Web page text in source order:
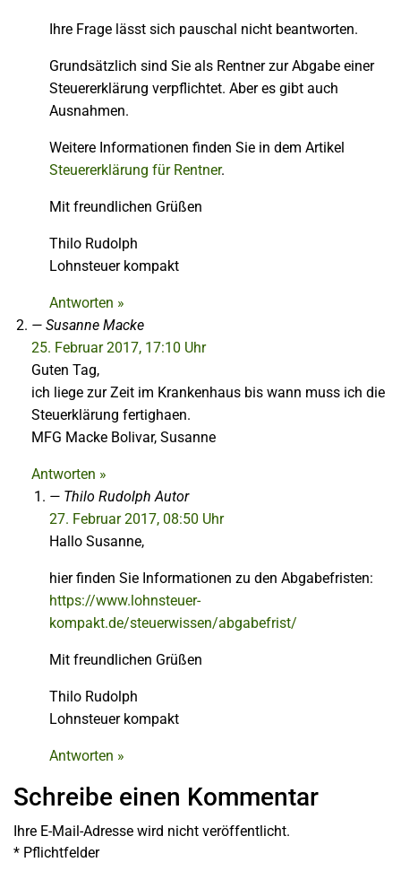
Ihre Frage lässt sich pauschal nicht beantworten.
Grundsätzlich sind Sie als Rentner zur Abgabe einer
Steuererklärung verpflichtet. Aber es gibt auch
Ausnahmen.
Weitere Informationen finden Sie in dem Artikel
Steuererklärung für Rentner.
Mit freundlichen Grüßen
Thilo Rudolph
Lohnsteuer kompakt
Antworten »
Susanne Macke
25. Februar 2017, 17:10 Uhr
Guten Tag,
ich liege zur Zeit im Krankenhaus bis wann muss ich die
Steuerklärung fertighaen.
MFG Macke Bolivar, Susanne
Antworten »
Thilo RudolphAutor
27. Februar 2017, 08:50 Uhr
Hallo Susanne,
hier finden Sie Informationen zu den Abgabefristen:
https://www.lohnsteuer-
kompakt.de/steuerwissen/abgabefrist/
Mit freundlichen Grüßen
Thilo Rudolph
Lohnsteuer kompakt
Antworten »
Schreibe einen Kommentar
Ihre E-Mail-Adresse wird nicht veröffentlicht.
* Pflichtfelder